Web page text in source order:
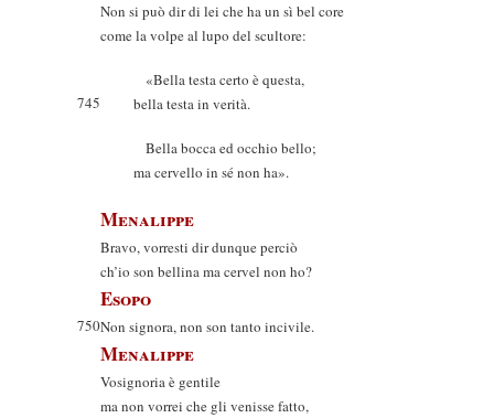
Non si può dir di lei che ha un sì bel core
come la volpe al lupo del scultore:
«Bella testa certo è questa,
745
bella testa in verità.
Bella bocca ed occhio bello;
ma cervello in sé non ha».
Menalippe
Bravo, vorresti dir dunque perciò
ch’io son bellina ma cervel non ho?
Esopo
750Non signora, non son tanto incivile.
Menalippe
Vosignoria è gentile
ma non vorrei che gli venisse fatto,